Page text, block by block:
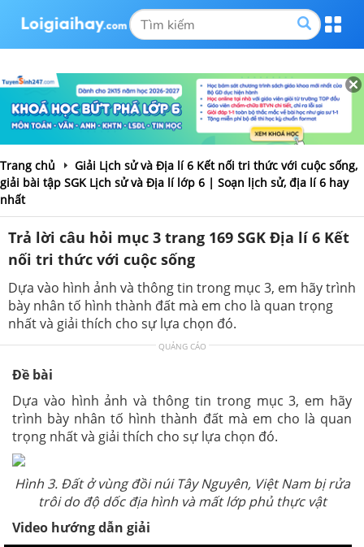
Trang chủ
Giải Lịch sử và Địa lí 6 Kết nối tri thức với cuộc sống,
giải bài tập SGK Lịch sử và Địa lí lớp 6 | Soạn lịch sử, địa lí 6 hay
nhất
Trả lời câu hỏi mục 3 trang 169 SGK Địa lí 6 Kết
nối tri thức với cuộc sống
Dựa vào hình ảnh và thông tin trong mục 3, em hãy trình
bày nhân tố hình thành đất mà em cho là quan trọng
nhất và giải thích cho sự lựa chọn đó.
QUẢNG CÁO
Đề bài
Dựa vào hình ảnh và thông tin trong mục 3, em hãy
trình bày nhân tố hình thành đất mà em cho là quan
trọng nhất và giải thích cho sự lựa chọn đó.
Hình 3. Đất ở vùng đồi núi Tây Nguyên, Việt Nam bị rửa
trôi do độ dốc địa hình và mất lớp phủ thực vật
Video hướng dẫn giải